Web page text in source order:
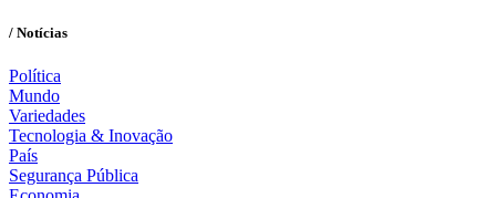
/ Notícias
Política
Mundo
Variedades
Tecnologia & Inovação
País
Segurança Pública